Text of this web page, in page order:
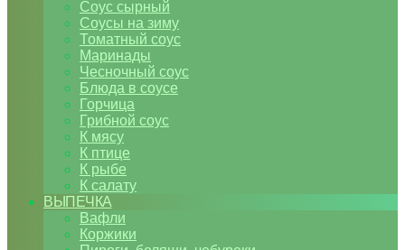
Соус сырный
Соусы на зиму
Томатный соус
Маринады
Чесночный соус
Блюда в соусе
Горчица
Грибной соус
К мясу
К птице
К рыбе
К салату
ВЫПЕЧКА
Вафли
Коржики